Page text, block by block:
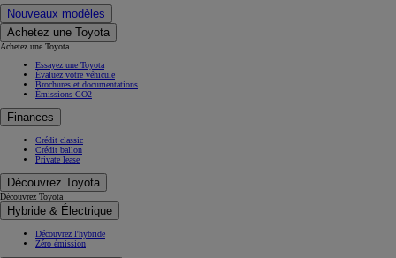
Nouveaux modèles
Achetez une Toyota
Achetez une Toyota
Essayez une Toyota
Évaluez votre véhicule
Brochures et documentations
Émissions CO2
Finances
Crédit classic
Crédit ballon
Private lease
Découvrez Toyota
Découvrez Toyota
Hybride & Électrique
Découvrez l'hybride
Zéro émission